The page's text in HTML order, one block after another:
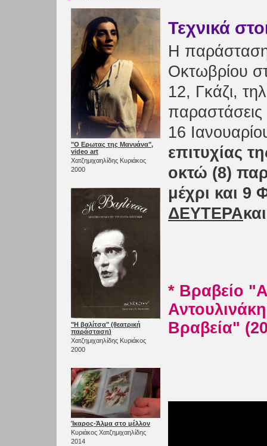
"Ο Ερωτας της Μανυάνα",
video art
Χατζημιχαηλίδης Κυριάκος
2000
"Η βαλίτσα" (θεατρική
παράσταση)
Χατζημιχαηλίδης Κυριάκος
2000
Ίκαρος-Άλμα στο μέλλον
Κυριάκος Χατζημιχαηλίδης
2014
Τεχνικά
Η
Οκτωβρίου
12, Γκάζι,
16
επιτυχίας
οκτώ (8)
μέχρι και 9
ΔΕΥΤΕΡΑ
* Βραβείο
Βραβεία"